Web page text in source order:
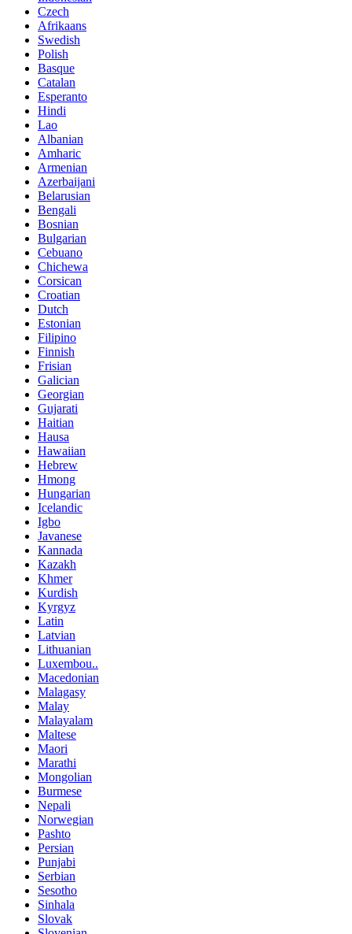
Czech
Afrikaans
Swedish
Polish
Basque
Catalan
Esperanto
Hindi
Lao
Albanian
Amharic
Armenian
Azerbaijani
Belarusian
Bengali
Bosnian
Bulgarian
Cebuano
Chichewa
Corsican
Croatian
Dutch
Estonian
Filipino
Finnish
Frisian
Galician
Georgian
Gujarati
Haitian
Hausa
Hawaiian
Hebrew
Hmong
Hungarian
Icelandic
Igbo
Javanese
Kannada
Kazakh
Khmer
Kurdish
Kyrgyz
Latin
Latvian
Lithuanian
Luxembou..
Macedonian
Malagasy
Malay
Malayalam
Maltese
Maori
Marathi
Mongolian
Burmese
Nepali
Norwegian
Pashto
Persian
Punjabi
Serbian
Sesotho
Sinhala
Slovak